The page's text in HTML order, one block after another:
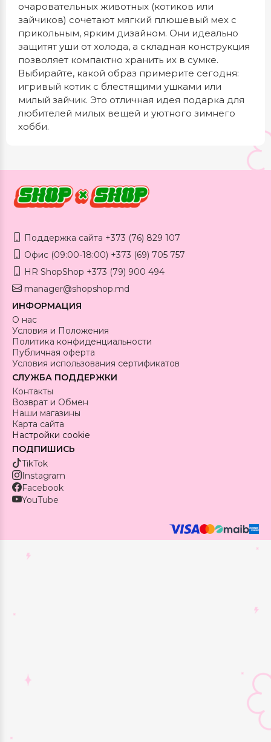
очаровательных животных (котиков или
зайчиков) сочетают мягкий плюшевый мех с
прикольным, ярким дизайном. Они идеально
защитят уши от холода, а складная конструкция
позволяет компактно хранить их в сумке.
Выбирайте, какой образ примерите сегодня:
игривый котик с блестящими ушками или
милый зайчик. Это отличная идея подарка для
любителей милых вещей и уютного зимнего
хобби.
Поддержка сайта +373 (76) 829 107
Офис (09:00-18:00) +373 (69) 705 757
HR ShopShop +373 (79) 900 494
manager@shopshop.md
ИНФОРМАЦИЯ
О нас
Условия и Положения
Политика конфиденциальности
Публичная оферта
Условия использования сертификатов
СЛУЖБА ПОДДЕРЖКИ
Контакты
Возврат и Обмен
Наши магазины
Карта сайта
Настройки cookie
ПОДПИШИСЬ
TikTok
Instagram
Facebook
YouTube